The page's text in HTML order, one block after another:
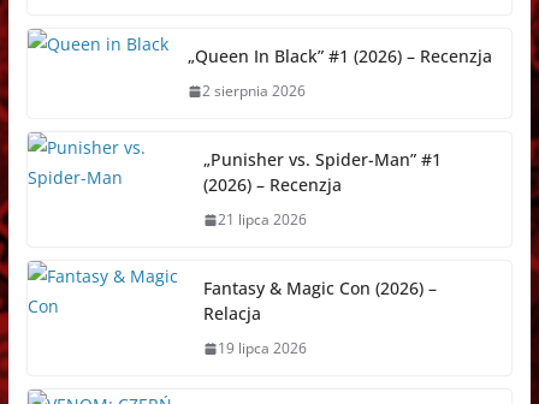
o
g
p
o
a
s
„Queen In Black” #1 (2026) – Recenzja
2 sierpnia 2026
„Punisher vs. Spider-Man” #1
(2026) – Recenzja
21 lipca 2026
Fantasy & Magic Con (2026) –
Relacja
19 lipca 2026